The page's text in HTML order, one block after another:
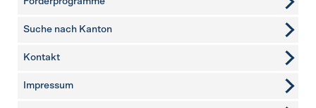
Suche nach Kanton
weitere Seiten
Kontakt
Impressum